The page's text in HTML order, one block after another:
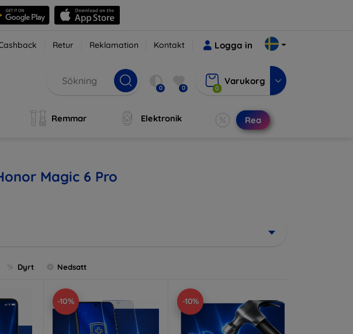
Retur Reklamation Kontakt Logga in
0 0 0
Varukorg
Remmar Elektronik Rea
Magic 6 Pro
Dyrt Nedsatt
-10% -10%